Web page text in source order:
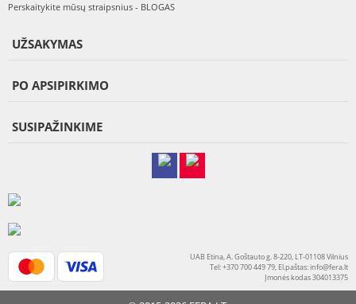
Perskaitykite mūsų straipsnius - BLOGAS
UŽSAKYMAS
PO APSIPIRKIMO
SUSIPAŽINKIME
UAB Etina, A. Goštauto g. 8-220, LT-01108 Vilnius
Tel: +370 700 449 79, El.paštas:info@fera.lt
Įmonės kodas 304013375